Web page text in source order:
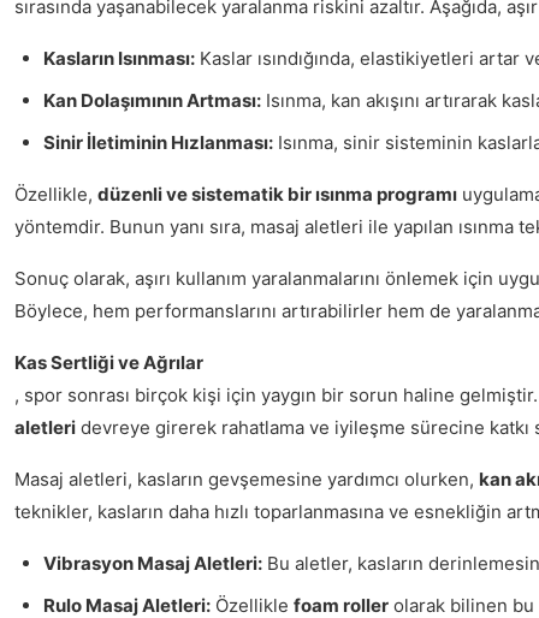
sırasında yaşanabilecek yaralanma riskini azaltır. Aşağıda,
Kasların Isınması: Kaslar ısındığında, elastikiyetleri artar
Kan Dolaşımının Artması: Isınma, kan akışını artırarak
Sinir İletiminin Hızlanması: Isınma, sinir sisteminin
Özellikle, düzenli ve sistematik bir ısınma programı
yöntemdir. Bunun yanı sıra, masaj aletleri ile yapılan ısınma
Sonuç olarak, aşırı kullanım yaralanmalarını önlemek için
Böylece, hem performanslarını artırabilirler hem de
Kas Sertliği ve Ağrılar
, spor sonrası birçok kişi için yaygın bir sorun haline
aletleri devreye girerek rahatlama ve iyileşme sürecine katkı
Masaj aletleri, kasların gevşemesine yardımcı olurken, kan
teknikler, kasların daha hızlı toparlanmasına ve esnekliğin
Vibrasyon Masaj Aletleri: Bu aletler, kasların
Rulo Masaj Aletleri: Özellikle foam roller olarak bilinen bu